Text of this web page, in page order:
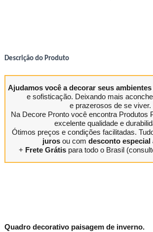
Descrição do Produto
Ajudamos você a decorar seus ambientes
e sofisticação. Deixando mais
e prazerosos de se viver.
Na Decore Pronto você encontra Produtos
excelente qualidade e
Ótimos preços e condições facilitadas.
jurosou com desconto especial
+ Frete Grátispara todo o Brasil
Quadro decorativo paisagem de inverno.